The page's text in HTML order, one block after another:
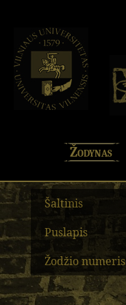
Žodynas
Šaltinis
Puslapis
Žodžio numeris